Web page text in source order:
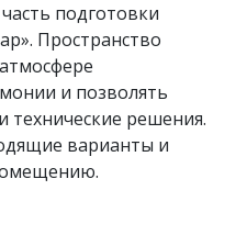
подготовки
Пространство
и позволять
технические решения.
варианты и